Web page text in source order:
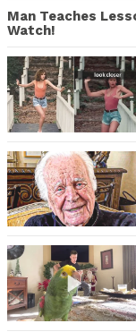
Man Teaches
Watch!